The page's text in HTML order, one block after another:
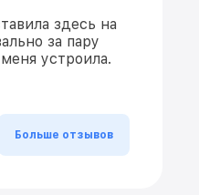
здесь на
за пару
устроила.
Больше отзывов